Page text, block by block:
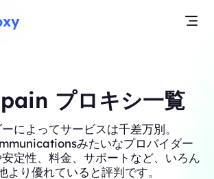
プロキシ一覧
によってサービスは千差万別。
みたいなプロバイダー
定性、料金、サポートなど、いろん
より優れていると評判です。